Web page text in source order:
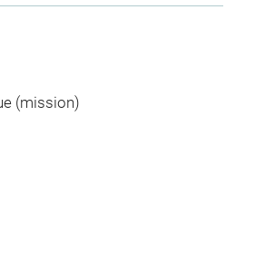
(mission)